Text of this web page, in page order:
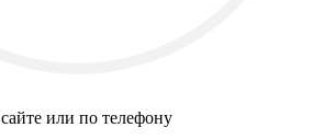
или по телефону